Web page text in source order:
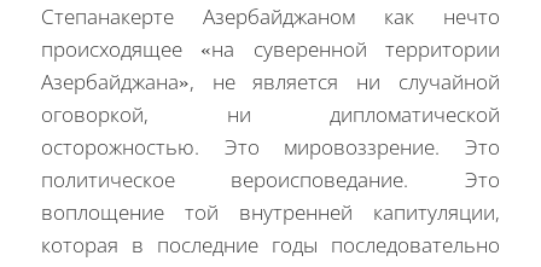
Степанакерте Азербайджаном как нечто
происходящее «на суверенной территории
Азербайджана», не является ни случайной
оговоркой, ни дипломатической
осторожностью. Это мировоззрение. Это
политическое вероисповедание. Это
воплощение той внутренней капитуляции,
которая в последние годы последовательно